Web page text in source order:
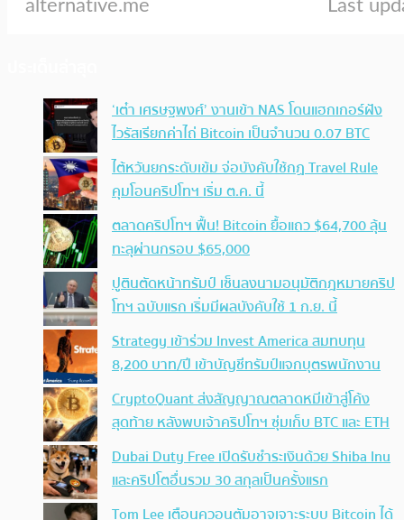
‘เต๋า เศรษฐพงศ์’ งานเข้า NAS โดนแฮกเกอร์ฝัง
ไวรัสเรียกค่าไถ่ Bitcoin เป็นจำนวน 0.07 BTC
ไต้หวันยกระดับเข้ม จ่อบังคับใช้กฏ Travel Rule
คุมโอนคริปโทฯ เริ่ม ต.ค. นี้
ตลาดคริปโทฯ ฟื้น! Bitcoin ยื้อแถว $64,700 ลุ้น
ทะลุผ่านกรอบ $65,000
ปูตินตัดหน้าทรัมป์ เซ็นลงนามอนุมัติกฎหมายคริป
โทฯ ฉบับแรก เริ่มมีผลบังคับใช้ 1 ก.ย. นี้
Strategy เข้าร่วม Invest America สมทบทุน
8,200 บาท/ปี เข้าบัญชีทรัมป์แจกบุตรพนักงาน
CryptoQuant ส่งสัญญาณตลาดหมีเข้าสู่โค้ง
สุดท้าย หลังพบเจ้าคริปโทฯ ซุ่มเก็บ BTC และ ETH
Dubai Duty Free เปิดรับชำระเงินด้วย Shiba Inu
และคริปโตอื่นรวม 30 สกุลเป็นครั้งแรก
Tom Lee เตือนควอนตัมอาจเจาะระบบ Bitcoin ได้